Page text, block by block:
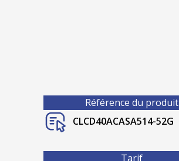
Référence du produit
CLCD40ACASA514-52G
Tarif